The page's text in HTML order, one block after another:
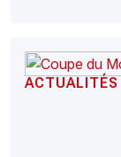
ACTUALITÉS